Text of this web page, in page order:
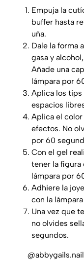
Empuja la
buffer hasta
uña.
Dale la forma
gasa y
Añade una
lámpara por
Aplica los tips
espacios
Aplica el
efectos. No
por 60
Con el gel
tener la figura
lámpara por
Adhiere la
con la
Una vez que
no olvides
segundos.